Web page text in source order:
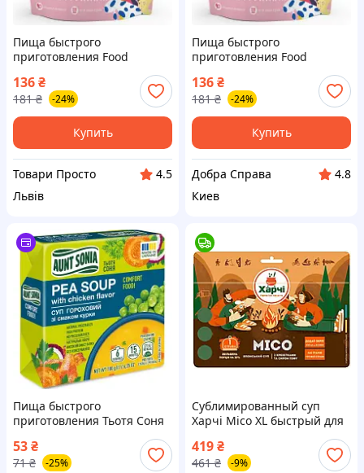
Пища быстрого
приготовления Food
сухофруктами 100 г
(fm.30337)
136₴
181 ₴ -24%
Купить
Товари Просто
4.5
Львів
Пища быстрого
приготовления Food
сухофруктами 100 г
(fm.30337)
136₴
181 ₴ -24%
Купить
Добра Справа
4.8
Киев
Пища быстрого
приготовления Тьотя Соня
Гороховый суп с курицей
брикет 180 г
(4820015102140)
53₴
71 ₴ -25%
Сублимированный суп
Харчі Місо XL быстрый для
дойпаке 7930-DS
419₴
461 ₴ -9%